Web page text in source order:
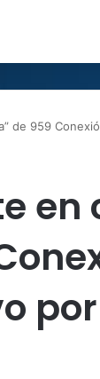
de 959
en
por